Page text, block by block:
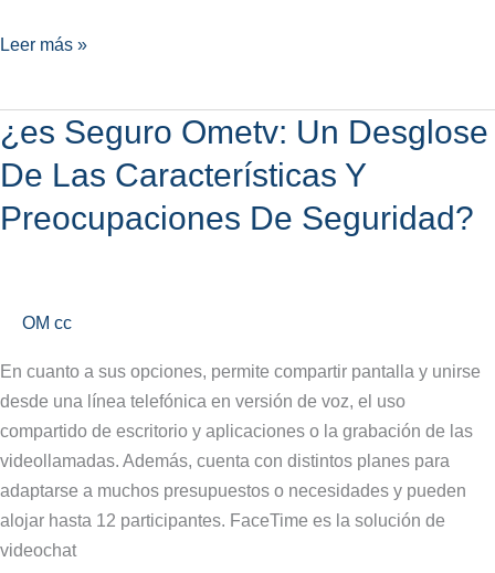
Leer más »
¿es Seguro Ometv: Un Desglose
De Las Características Y
Preocupaciones De Seguridad?
OM cc
En cuanto a sus opciones, permite compartir pantalla y unirse
desde una línea telefónica en versión de voz, el uso
compartido de escritorio y aplicaciones o la grabación de las
videollamadas. Además, cuenta con distintos planes para
adaptarse a muchos presupuestos o necesidades y pueden
alojar hasta 12 participantes. FaceTime es la solución de
videochat
¿es
Seguro
Ometv:
Un
Características
Y
Preocupaciones
Seguridad?